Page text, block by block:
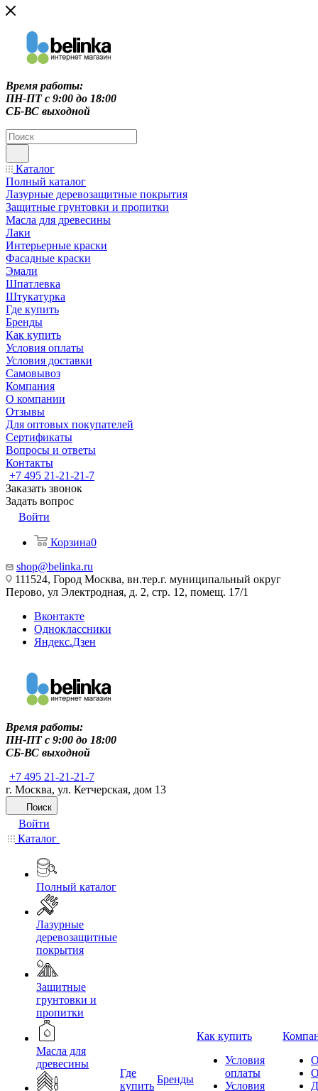
Время работы:
ПН-ПТ c 9:00 до 18:00
СБ-ВС выходной
Каталог
Полный каталог
Лазурные деревозащитные покрытия
Защитные грунтовки и пропитки
Масла для древесины
Лаки
Интерьерные краски
Фасадные краски
Эмали
Шпатлевка
Штукатурка
Где купить
Бренды
Как купить
Условия оплаты
Условия доставки
Самовывоз
Компания
О компании
Отзывы
Для оптовых покупателей
Сертификаты
Вопросы и ответы
Контакты
+7 495 21-21-21-7
Заказать звонок
Задать вопрос
Войти
Корзина0
shop@belinka.ru
111524, Город Москва, вн.тер.г. муниципальный округ
Перово, ул Электродная, д. 2, стр. 12, помещ. 17/1
Вконтакте
Одноклассники
Яндекс.Дзен
Время работы:
ПН-ПТ c 9:00 до 18:00
СБ-ВС выходной
+7 495 21-21-21-7
г. Москва, ул. Кетчерская, дом 13
Поиск
Войти
Каталог
Полный каталог
Лазурные
деревозащитные
покрытия
Защитные
грунтовки и
пропитки
Масла для
древесины
Где
купить
Бренды
Как купить
Условия
оплаты
Условия